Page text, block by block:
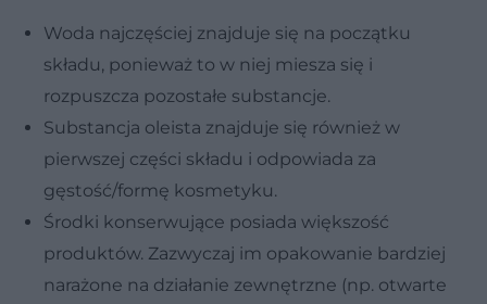
Woda najczęściej znajduje się na początku
składu, ponieważ to w niej miesza się i
rozpuszcza pozostałe substancje.
Substancja oleista znajduje się również w
pierwszej części składu i odpowiada za
gęstość/formę kosmetyku.
Środki konserwujące posiada większość
produktów. Zazwyczaj im opakowanie bardziej
narażone na działanie zewnętrzne (np. otwarte